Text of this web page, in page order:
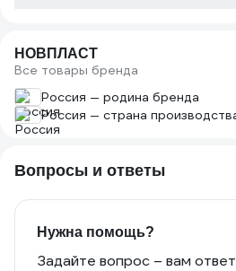
НОВПЛАСТ
Все товары бренда
Россия — родина бренда
Россия — страна
Вопросы и ответы
Нужна помощь?
Задайте вопрос – вам